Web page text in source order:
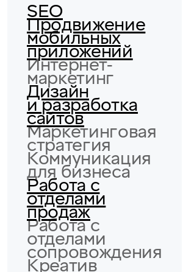
SEO
Продвижение
мобильных
приложений
Интернет-
маркетинг
Дизайн
и разработка
сайтов
Маркетинговая
стратегия
Коммуникация
для бизнеса
Работа с
отделами
продаж
Работа с
отделами
сопровождения
Креатив